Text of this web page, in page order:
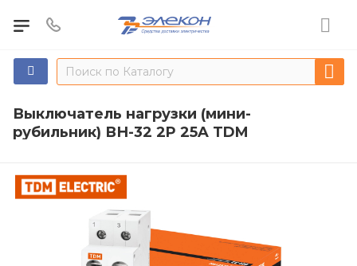
Выключатель нагрузки (мини-
рубильник) ВН-32 2P 25A TDM